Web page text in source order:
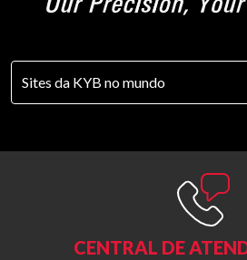
CENTRAL DE